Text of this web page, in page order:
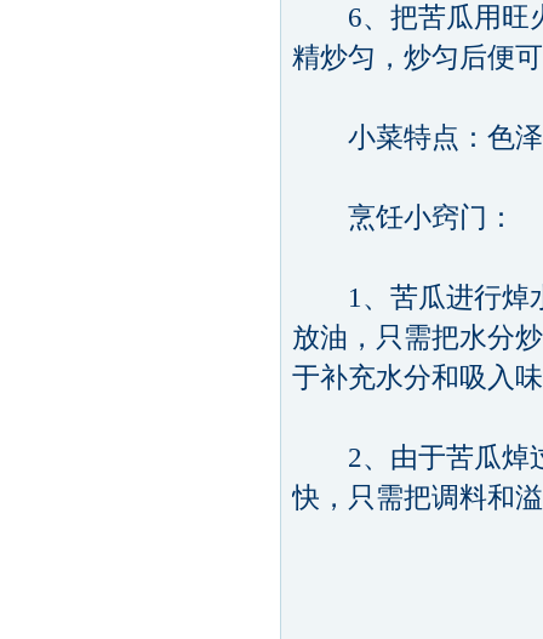
6、把苦瓜用旺火
精炒匀，炒匀后便
小菜特点：色泽
烹饪小窍门：
1、苦瓜进行焯水
放油，只需把水分
于补充水分和吸入
2、由于苦瓜焯过
快，只需把调料和